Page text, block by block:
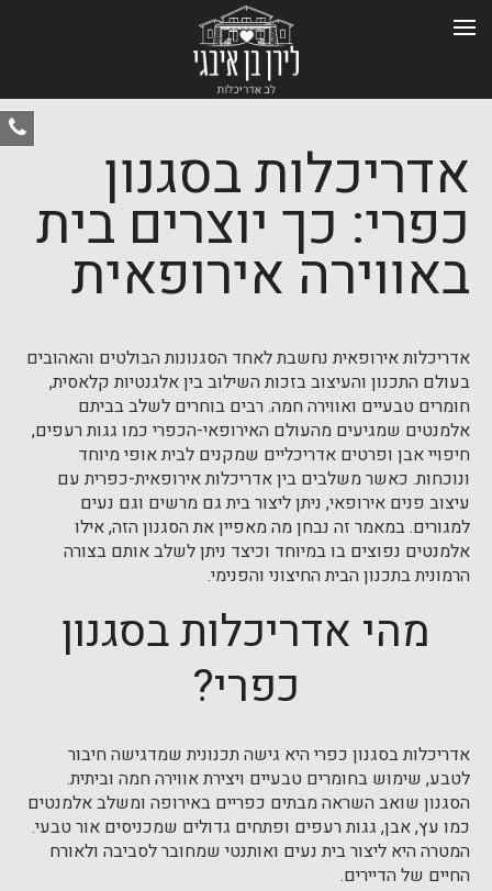
אדריכלות בסגנון
כפרי: כך יוצרים בית
באווירה אירופאית
אדריכלות אירופאית נחשבת לאחד הסגנונות הבולטים והאהובים
בעולם התכנון והעיצוב בזכות השילוב בין אלגנטיות קלאסית,
חומרים טבעיים ואווירה חמה. רבים בוחרים לשלב בביתם
אלמנטים שמגיעים מהעולם האירופאי-הכפרי כמו גגות רעפים,
חיפויי אבן ופרטים אדריכליים שמקנים לבית אופי מיוחד
ונוכחות. כאשר משלבים בין אדריכלות אירופאית-כפרית עם
עיצוב פנים אירופאי, ניתן ליצור בית גם מרשים וגם נעים
למגורים. במאמר זה נבחן מה מאפיין את הסגנון הזה, אילו
אלמנטים נפוצים בו במיוחד וכיצד ניתן לשלב אותם בצורה
הרמונית בתכנון הבית החיצוני והפנימי.
מהי אדריכלות בסגנון
כפרי?
אדריכלות בסגנון כפרי היא גישה תכנונית שמדגישה חיבור
לטבע, שימוש בחומרים טבעיים ויצירת אווירה חמה וביתית.
הסגנון שואב השראה מבתים כפריים באירופה ומשלב אלמנטים
כמו עץ, אבן, גגות רעפים ופתחים גדולים שמכניסים אור טבעי.
המטרה היא ליצור בית נעים ואותנטי שמחובר לסביבה ולאורח
החיים של הדיירים.